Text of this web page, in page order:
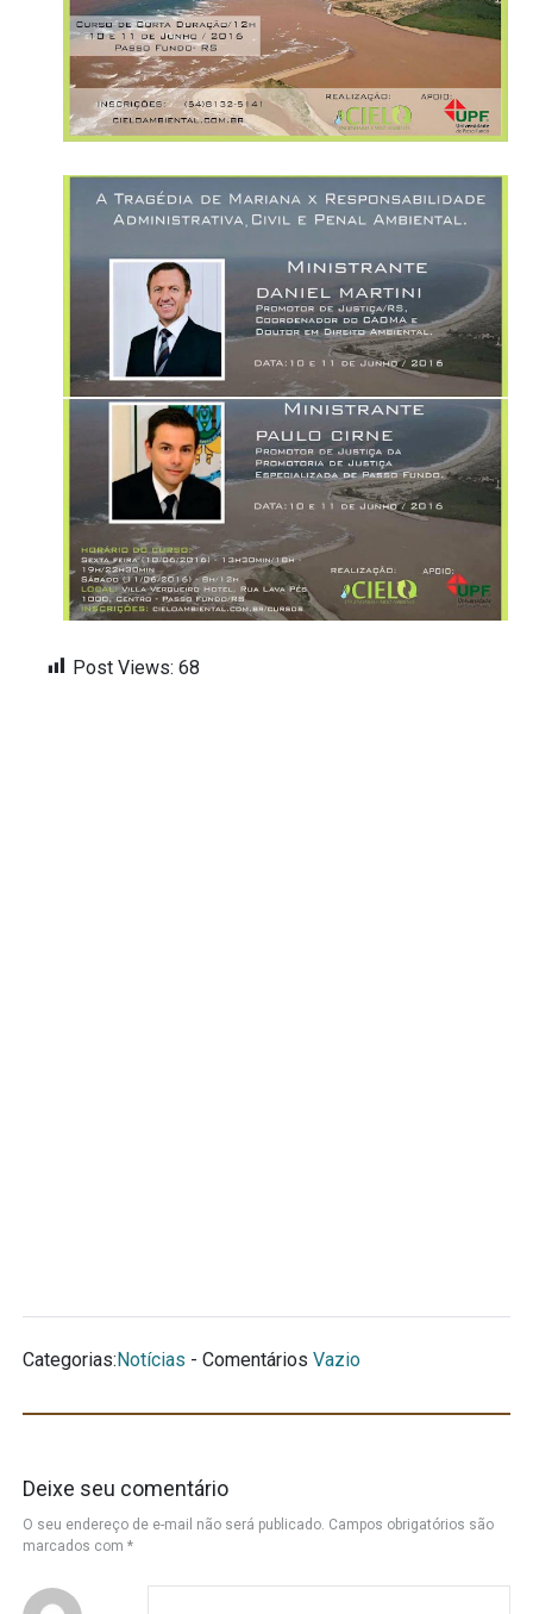
Post Views: 68
Categorias:Notícias - Comentários Vazio
Deixe seu comentário
O seu endereço de e-mail não será publicado. Campos obrigatórios são
marcados com *